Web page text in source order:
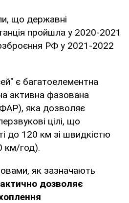
що державні
пройшла у 2020-2021
РФ у 2021-2022
є багатоелементна
активна фазована
яка дозволяє
цілі, що
до 120 км зі швидкістю
км/год).
як зазначають
дозволяє